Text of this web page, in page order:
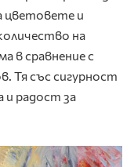
цветовете и
на
в сравнение с
Тя със сигурност
и радост за